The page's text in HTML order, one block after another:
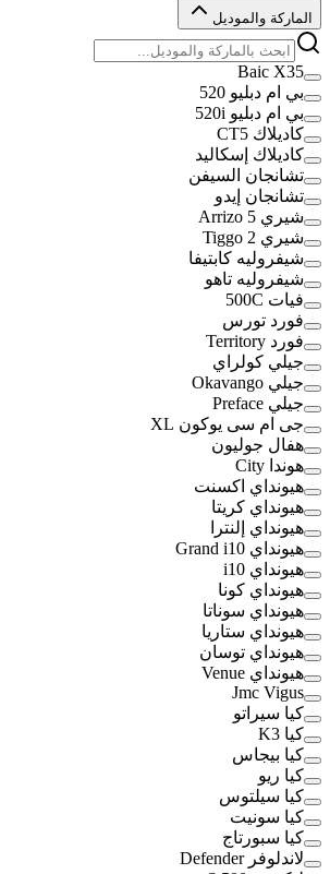
الماركة والموديل
Baic X35
بي ام دبليو 520
بي ام دبليو 520i
كاديلاك CT5
كاديلاك إسكاليد
تشانجان السيفن
تشانجان إيدو
شيري Arrizo 5
شيري Tiggo 2
شيفروليه كابتيفا
شيفروليه تاهو
فيات 500C
فورد تورس
فورد Territory
جيلي كولراي
جيلي Okavango
جيلي Preface
جى ام سى يوكون XL
هفال جوليون
هوندا City
هيونداي اكسنت
هيونداي كريتا
هيونداي إلنترا
هيونداي Grand i10
هيونداي i10
هيونداي كونا
هيونداي سوناتا
هيونداي ستاريا
هيونداي توسان
هيونداي Venue
Jmc Vigus
كيا سيراتو
كيا K3
كيا بيجاس
كيا ريو
كيا سيلتوس
كيا سونيت
كيا سبورتاج
لاندلوفر Defender